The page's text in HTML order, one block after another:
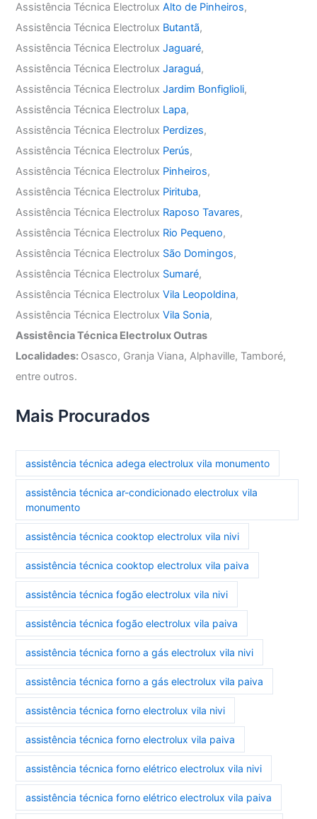
Assistência Técnica ElectroluxAlto de Pinheiros,
Assistência Técnica Electrolux Butantã,
Assistência Técnica ElectroluxJaguaré,
Assistência Técnica ElectroluxJaraguá,
Assistência Técnica ElectroluxJardim Bonfiglioli,
Assistência Técnica Electrolux Lapa,
Assistência Técnica Electrolux Perdizes,
Assistência Técnica Electrolux Perús,
Assistência Técnica Electrolux Pinheiros,
Assistência Técnica Electrolux Pirituba,
Assistência Técnica Electrolux Raposo Tavares,
Assistência Técnica Electrolux Rio Pequeno,
Assistência Técnica Electrolux São Domingos,
Assistência Técnica Electrolux Sumaré,
Assistência Técnica ElectroluxVila Leopoldina,
Assistência Técnica ElectroluxVila Sonia,
Assistência Técnica Electrolux Outras
Localidades: Osasco, Granja Viana, Alphaville, Tamboré,
entre outros.
Mais Procurados
assistência técnica adega electrolux vila monumento
assistência técnica ar-condicionado electrolux vila
monumento
assistência técnica cooktop electrolux vila nivi
assistência técnica cooktop electrolux vila paiva
assistência técnica fogão electrolux vila nivi
assistência técnica fogão electrolux vila paiva
assistência técnica forno a gás electrolux vila nivi
assistência técnica forno a gás electrolux vila paiva
assistência técnica forno electrolux vila nivi
assistência técnica forno electrolux vila paiva
assistência técnica forno elétrico electrolux vila nivi
assistência técnica forno elétrico electrolux vila paiva